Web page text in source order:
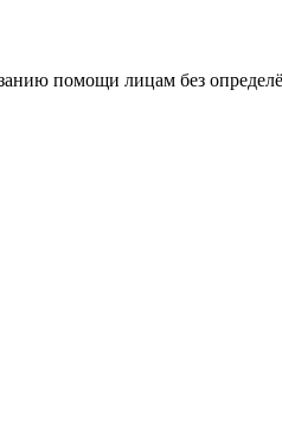
помощи лицам без